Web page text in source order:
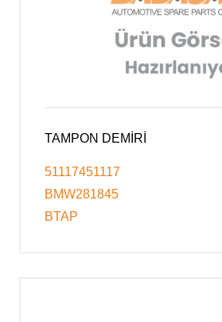
TAMPON DEMİRİ
51117451117
BMW281845
BTAP